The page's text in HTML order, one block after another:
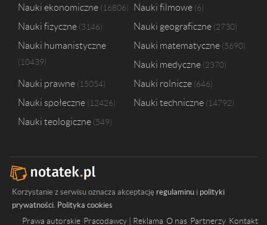
Nauki ekonomiczne 16806 Nauki filmowe 6
Nauki fizyczne 3146 Nauki geograficzne 2730
Nauki humanistyczne
10439
Nauki matematyczne 5690
Nauki medyczne 2370
Nauki prawne 15054 Nauki rolnicze 646
Nauki społeczne 12426 Nauki techniczne 14792
Nauki teologiczne 549
Korzystanie z serwisu oznacza akceptację regulaminu i polityki
prywatności. Polityka cookies
Prawa autorskie Pracodawcy | Reklama O nas Partnerzy Kontakt